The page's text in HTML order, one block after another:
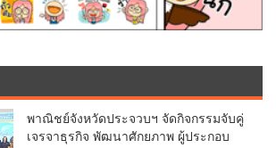
พาณิชย์จังหวัดประจวบฯ จัดกิจกรรมจับคู่
เจรจาธุรกิจ พัฒนาศักยภาพ ผู้ประกอบ